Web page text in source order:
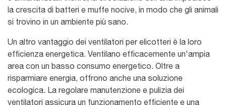
la crescita di batteri e muffe nocive, in modo che gli animali
si trovino in un ambiente più sano.
Un altro vantaggio dei ventilatori per elicotteri è la loro
efficienza energetica. Ventilano efficacemente un'ampia
area con un basso consumo energetico. Oltre a
risparmiare energia, offrono anche una soluzione
ecologica. La regolare manutenzione e pulizia dei
ventilatori assicura un funzionamento efficiente e una